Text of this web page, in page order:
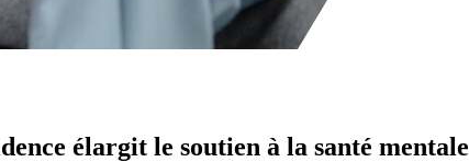
élargit le soutien à la santé mentale